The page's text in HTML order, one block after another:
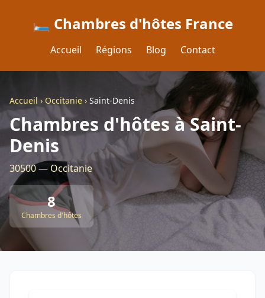
🛏️ Chambres d'hôtes France
Accueil Régions Blog Contact
Accueil › Occitanie › Saint-Denis
Chambres d'hôtes à Saint-
Denis
30500 — Occitanie
8
Chambres d'hôtes